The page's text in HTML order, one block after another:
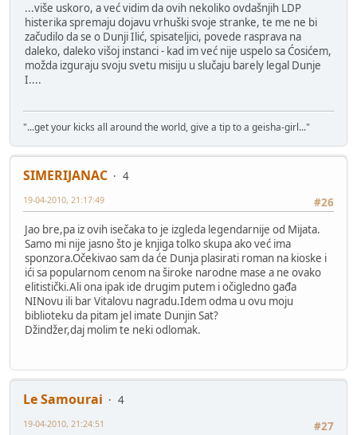
...više uskoro, a već vidim da ovih nekoliko ovdašnjih LDP
histerika spremaju dojavu vrhuški svoje stranke, te me ne bi
začudilo da se o Dunji Ilić, spisateljici, povede rasprava na
daleko, daleko višoj instanci - kad im već nije uspelo sa Ćosićem,
možda izguraju svoju svetu misiju u slučaju barely legal Dunje
I....
"...get your kicks all around the world, give a tip to a geisha-girl..."
SIMERIJANAC
4
#26
19-04-2010, 21:17:49
Jao bre,pa iz ovih isečaka to je izgleda legendarnije od Mijata.
Samo mi nije jasno što je knjiga tolko skupa ako već ima
sponzora.Očekivao sam da će Dunja plasirati roman na kioske i
ići sa popularnom cenom na široke narodne mase a ne ovako
elitistički.Ali ona ipak ide drugim putem i očigledno gađa
NINovu ili bar Vitalovu nagradu.Idem odma u ovu moju
biblioteku da pitam jel imate Dunjin Sat?
Džindžer,daj molim te neki odlomak.
Le Samourai
4
#27
19-04-2010, 21:24:51